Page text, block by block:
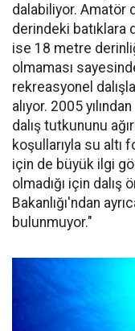
dalabiliyor. Amatör
derindeki batıklara
ise 18 metre
olmaması
rekreasyonel
alıyor. 2005
dalış tutkununu
koşullarıyla su altı
için de büyük ilgi
olmadığı için
Bakanlığı'ndan
bulunmuyor."